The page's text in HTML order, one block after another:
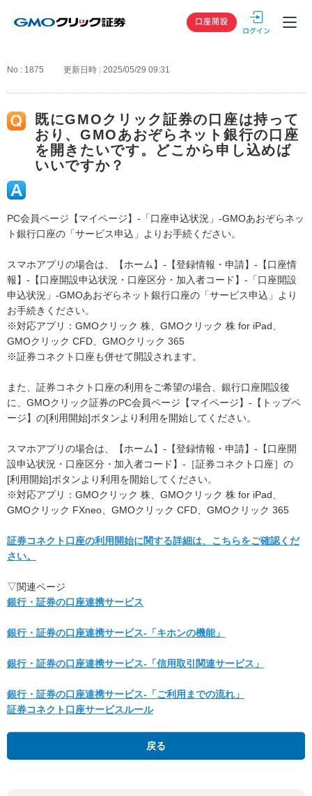
GMOクリック
口座開設
No : 1875 更新日時 : 2025/05/29 09:31
既にGMOクリック証券の口座は持って
おり、GMOあおぞらネット銀行の口座
を開きたいです。どこから申し込めば
いいですか？
PC会員ページ【マイページ】-「口座申込状況」-GMOあおぞらネッ
ト銀行口座の「サービス申込」よりお手続ください。
スマホアプリの場合は、【ホーム】-【登録情報・申請】-【口座情
報】-【口座開設申込状況・口座区分・加入者コード】-「口座開設
申込状況」-GMOあおぞらネット銀行口座の「サービス申込」より
お手続きください。
※対応アプリ：GMOクリック 株、GMOクリック 株 for iPad、
GMOクリック CFD、GMOクリック 365
※証券コネクト口座も併せて開設されます。
また、証券コネクト口座の利用をご希望の場合、銀行口座開設後
に、GMOクリック証券のPC会員ページ【マイページ】-【トップペ
ージ】の[利用開始]ボタンより利用を開始してください。
スマホアプリの場合は、【ホーム】-【登録情報・申請】-【口座開
設申込状況・口座区分・加入者コード】-［証券コネクト口座］の
[利用開始]ボタンより利用を開始してください。
※対応アプリ：GMOクリック 株、GMOクリック 株 for iPad、
GMOクリック FXneo、GMOクリック CFD、GMOクリック 365
証券コネクト口座の利用開始に関する詳細は、こちらをご確認くだ
さい。
▽関連ページ
銀行・証券の口座連携サービス
銀行・証券の口座連携サービス‐「キホンの機能」
銀行・証券の口座連携サービス‐「信用取引関連サービス」
銀行・証券の口座連携サービス‐「ご利用までの流れ」
証券コネクト口座サービスルール
戻る